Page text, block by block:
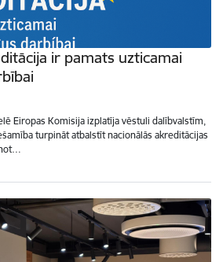
ir pamats uzticamai
Eiropas Komisija izplatīja vēstuli dalībvalstīm,
turpināt atbalstīt nacionālās akreditācijas